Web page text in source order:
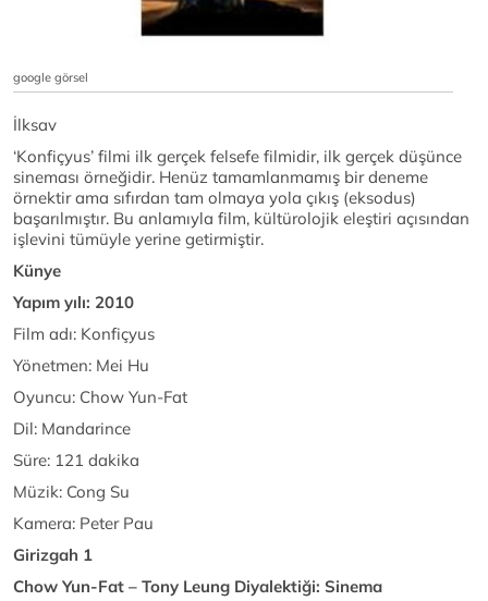
google görsel
İlksav
‘Konfiçyus’ filmi ilk gerçek felsefe filmidir, ilk gerçek düşünce
sineması örneğidir. Henüz tamamlanmamış bir deneme
örnektir ama sıfırdan tam olmaya yola çıkış (eksodus)
başarılmıştır. Bu anlamıyla film, kültürolojik eleştiri açısından
işlevini tümüyle yerine getirmiştir.
Künye
Yapım yılı: 2010
Film adı: Konfiçyus
Yönetmen: Mei Hu
Oyuncu: Chow Yun-Fat
Dil: Mandarince
Süre: 121 dakika
Müzik: Cong Su
Kamera: Peter Pau
Girizgah 1
Chow Yun-Fat – Tony Leung Diyalektiği: Sinema